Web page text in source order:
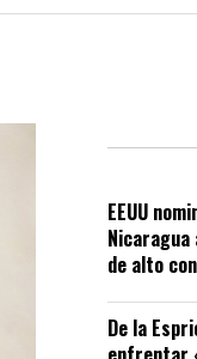
EEUU
de alto
De la